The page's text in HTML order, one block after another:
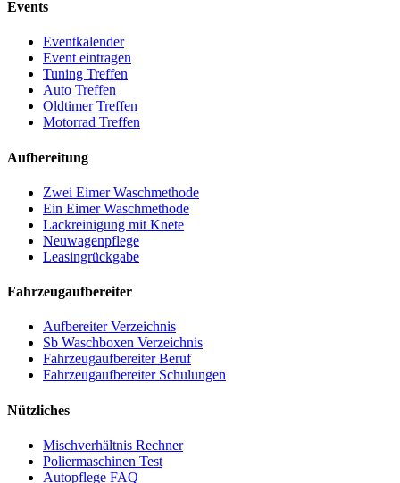
Events
Eventkalender
Event eintragen
Tuning Treffen
Auto Treffen
Oldtimer Treffen
Motorrad Treffen
Aufbereitung
Zwei Eimer Waschmethode
Ein Eimer Waschmethode
Lackreinigung mit Knete
Neuwagenpflege
Leasingrückgabe
Fahrzeugaufbereiter
Aufbereiter Verzeichnis
Sb Waschboxen Verzeichnis
Fahrzeugaufbereiter Beruf
Fahrzeugaufbereiter Schulungen
Nützliches
Mischverhältnis Rechner
Poliermaschinen Test
Autopflege FAQ